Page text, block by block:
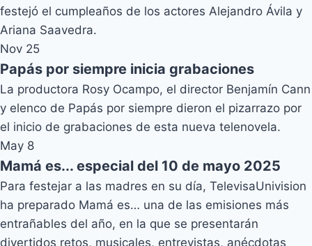
festejó el cumpleaños de los actores Alejandro Ávila y
Ariana Saavedra.
Nov 25
Papás por siempre inicia grabaciones
La productora Rosy Ocampo, el director Benjamín Cann
y elenco de Papás por siempre dieron el pizarrazo por
el inicio de grabaciones de esta nueva telenovela.
May 8
Mamá es... especial del 10 de mayo 2025
Para festejar a las madres en su día, TelevisaUnivision
ha preparado Mamá es… una de las emisiones más
entrañables del año, en la que se presentarán
divertidos retos, musicales, entrevistas, anécdotas